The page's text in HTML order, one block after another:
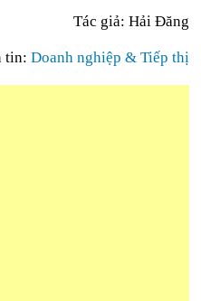
Tác giả: Hải Đăng
tin: Doanh nghiệp & Tiếp thị